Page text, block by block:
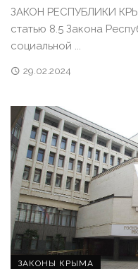
ЗАКОН РЕСПУБЛИКИ
статью 8.5 Закона
социальной ...
29.02.2024
ЗАКОНЫ КРЫМА